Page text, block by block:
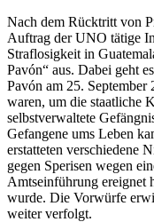
Nach dem Rücktritt von
Auftrag der UNO tätige
Straflosigkeit in
Pavón“ aus. Dabei geht
Pavón am 25.
waren, um die staatliche
selbstverwaltete
Gefangene ums Leben
erstatteten verschiedene
gegen Sperisen wegen
Amtseinführung ereignet
wurde. Die Vorwürfe
weiter verfolgt.